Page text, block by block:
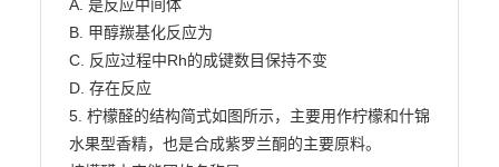
A. 是反应中间体
B. 甲醇羰基化反应为
C. 反应过程中Rh的成键数目保持不变
D. 存在反应
5. 柠檬醛的结构简式如图所示，主要用作柠檬和什锦
水果型香精，也是合成紫罗兰酮的主要原料。